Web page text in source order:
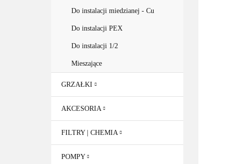
Do instalacji miedzianej - Cu
Do instalacji PEX
Do instalacji 1/2
Mieszające
GRZAŁKI
AKCESORIA
FILTRY | CHEMIA
POMPY